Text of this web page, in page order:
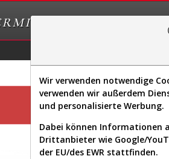
Diese
Wir verwenden notwendige
verwenden wir außerdem
und personalisierte Werbung.
Dabei können Informationen
Drittanbieter wie Google/
der EU/des EWR stattfinden.